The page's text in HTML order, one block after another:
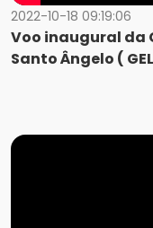
2022-10-18 09:19:06
Voo inaugural da
Santo Ângelo (